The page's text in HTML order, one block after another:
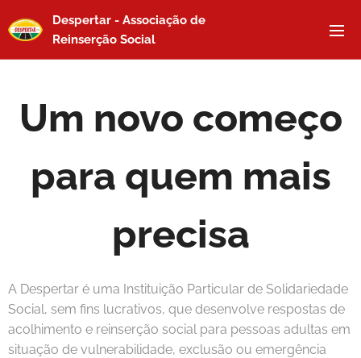
Despertar - Associação de
Reinserção Social
Um novo começo
para quem mais
precisa
A Despertar é uma Instituição Particular de Solidariedade
Social, sem fins lucrativos, que desenvolve respostas de
acolhimento e reinserção social para pessoas adultas em
situação de vulnerabilidade, exclusão ou emergência